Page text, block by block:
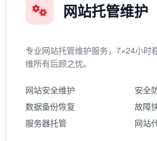
网站托管维护
专业网站托管维护服务，7×24小时
维所有后顾之忧。
网站安全维护
安全
数据备份恢复
故障
服务器托管
网站